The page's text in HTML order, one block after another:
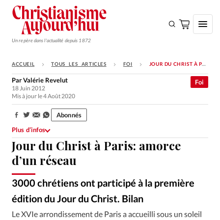
Un repère dans l'actualité depuis 1872
S'ABONNER
Monde
Opinions
Tous les articles
Faire un don
Emploi
Se connecter
ACCUEIL TOUS LES ARTICLES FOI JOUR DU CHRIST À PARIS: AMORCE D’UN RÉSEAU
Jour du Christ à Paris: amorce
d’un réseau
3000 chrétiens ont participé à la première
édition du Jour du Christ. Bilan
Foi
ParValérie Revelut
18 Juin 2012
Mis à jour le 4 Août 2020
Partager:
Abonnés
Plus d’infos
Le XVIe arrondissement de Paris a accueilli sous un soleil